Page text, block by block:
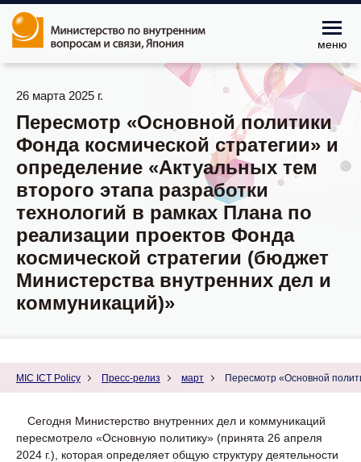
меню
MIC ICT Policy Пресс-релиз март Пересмотр «Основной
26 марта 2025 г.
Пересмотр «Основной политики
Фонда космической стратегии» и
определение «Актуальных тем
второго этапа разработки
технологий в рамках Плана по
реализации проектов Фонда
космической стратегии (бюджет
Министерства внутренних дел и
коммуникаций)»
Сегодня Министерство внутренних дел и коммуникаций
пересмотрело «Основную политику» (принята 26 апреля
2024 г.), которая определяет общую структуру деятельности